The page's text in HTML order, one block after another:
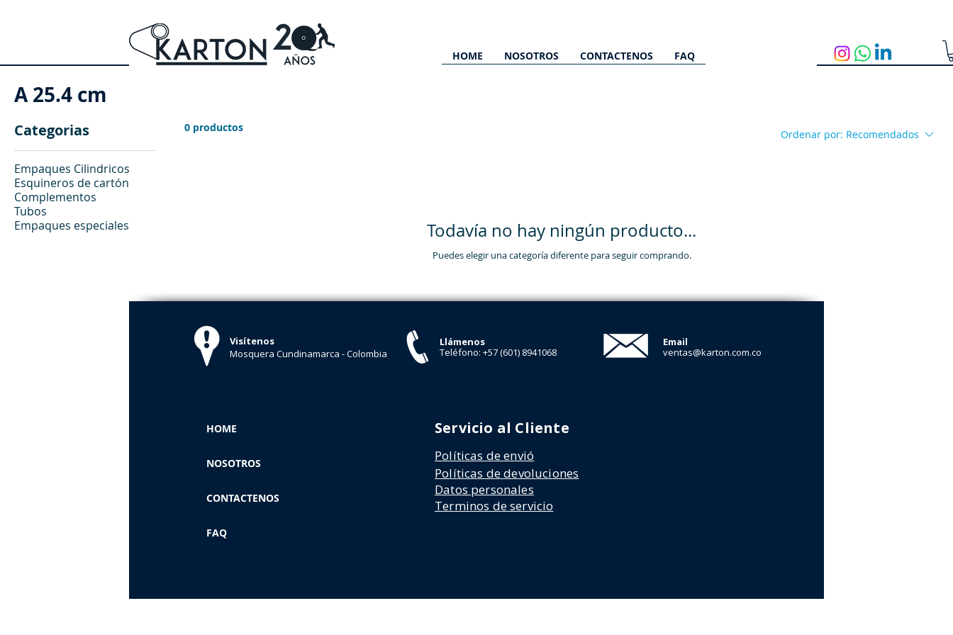
HOME NOSOTROS CONTACTENOS FAQ
A 25.4 cm
Categorias
Empaques Cilindricos
Esquineros de cartón
Complementos
Tubos
Empaques especiales
0 productos
Ordenar por: Recomendados
Todavía no hay ningún producto...
Puedes elegir una categoría diferente para seguir comprando.
Visítenos
Mosquera Cundinamarca - Colombia
Llámenos
Teléfono: +57 (601) 8941068
Email
ventas@karton.com.co
HOME
NOSOTROS
CONTACTENOS
FAQ
Servicio al Cliente
Políticas de envió
Políticas de devoluciones
Datos personales
Terminos de servicio